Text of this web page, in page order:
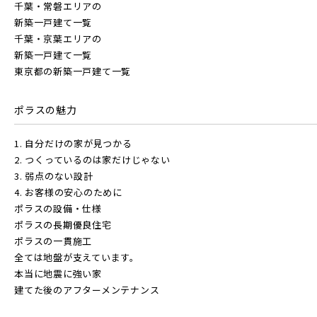
千葉・常磐エリアの
新築一戸建て一覧
千葉・京葉エリアの
新築一戸建て一覧
東京都の新築一戸建て一覧
ポラスの魅力
1. 自分だけの家が見つかる
2. つくっているのは家だけじゃない
3. 弱点のない設計
4. お客様の安心のために
ポラスの設備・仕様
ポラスの長期優良住宅
ポラスの一貫施工
全ては地盤が支えています。
本当に地震に強い家
建てた後のアフターメンテナンス